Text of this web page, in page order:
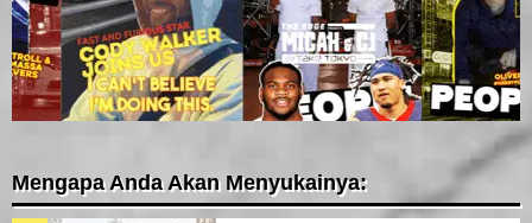
Mengapa Anda Akan Menyukainya: